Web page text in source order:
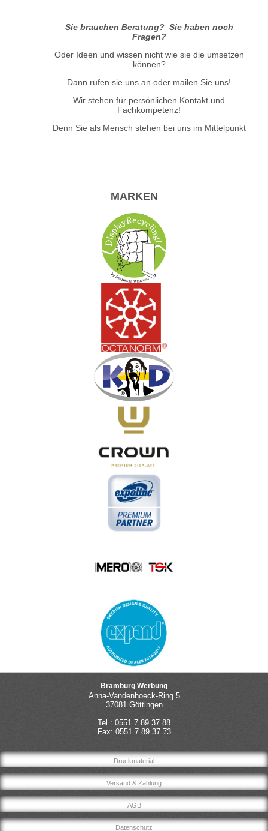
Sie brauchen Beratung? Sie haben noch
Fragen?
Oder Ideen und wissen nicht wie sie die umsetzen
können?
Dann rufen sie uns an oder mailen Sie uns!
Wir stehen für persönlichen Kontakt und
Fachkompetenz!
Denn Sie als Mensch stehen bei uns im Mittelpunkt
MARKEN
Bramburg Werbung
Anna-Vandenhoeck-Ring 5
37081 Göttingen
Tel.: 0551 7 89 37 88
Fax: 0551 7 89 37 73
Druckmaterial
Versand & Zahlung
AGB
Datenschutz